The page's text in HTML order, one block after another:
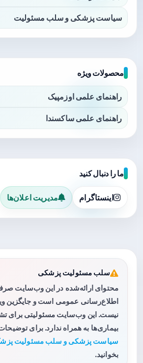
سیاست پزشکی و سلب مسئولیت
محصولات ویژه
راهنمای علمی اوزمپیک
راهنمای علمی ساکسندا
ما را دنبال کنید
اینستاگرام مدیریت اعلان‌ها
سلب مسئولیت پزشکی
محتوای ارائه‌شده در این وب‌سایت
اطلاع‌رسانی عمومی است و جایگزین
نیست. این وب‌سایت مسئولیتی برای
بیماری‌ها به همراه ندارد. برای
سیاست پزشکی و سلب مسئولیت
بخوانید.